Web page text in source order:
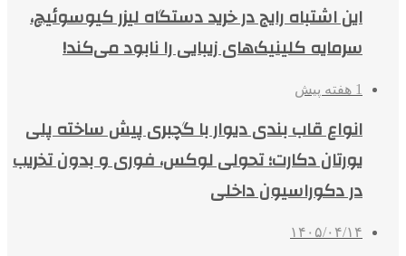
این اشتباه رایج در خرید دستگاه لیزر کیوسوئیچ،
سرمایه کلینیک‌های زیبایی را نابود می‌کند!
1 هفته پیش
انواع قاب بندی دیوار با گچبری پیش ساخته پلی
یورتان دکارت؛ تحولی لوکس، فوری و بدون تخریب
در دکوراسیون داخلی
۱۴۰۵/۰۴/۱۴